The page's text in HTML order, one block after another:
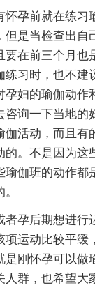
怀孕前就在练习
但是当检查出自
要在前三个月也
练习时，也不建
孕妇的瑜伽动作
咨询一下当地的
伽活动，而且有
的。不是因为这
瑜伽班的动作都
者孕后期想进行
项运动比较平缓
是刚怀孕可以做
人群，也希望大